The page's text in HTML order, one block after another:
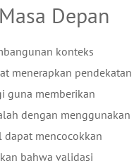
Depan
konteks
menerapkan pendekatan
guna memberikan
dengan menggunakan
mencocokkan
bahwa validasi